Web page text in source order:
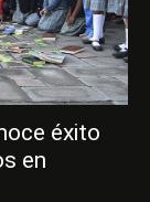
éxito
en